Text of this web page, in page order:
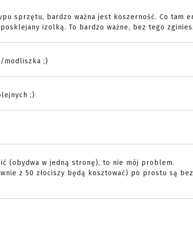
sprzętu, bardzo ważna jest koszerność. Co tam
izolką. To bardzo ważne, bez tego
modliszka ;)
;)
(obydwa w jedną stronę), to nie mój problem.
z 50 złociszy będą kosztować) po prostu są